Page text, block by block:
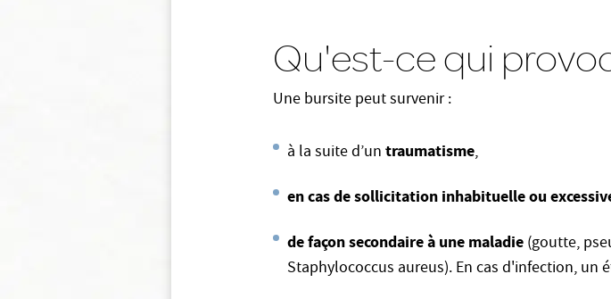
Qu'est-ce qui
Une bursite peut survenir :
à la suite d’un traumatisme,
en cas de sollicitation inhabituelle ou
de façon secondaire à une maladie (goutte,
Staphylococcus aureus). En cas d'infection, un